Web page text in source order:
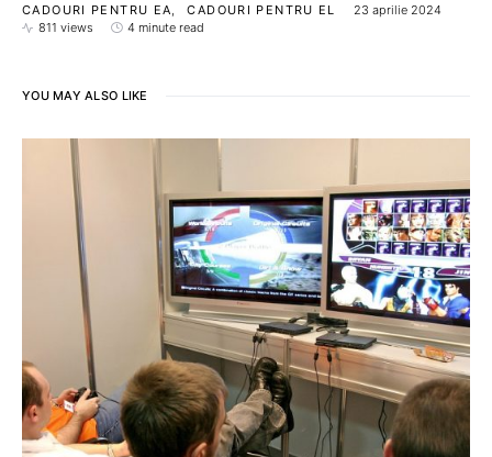
CADOURI PENTRU EA CADOURI PENTRU EL
23 aprilie 2024
811 views
4 minute read
YOU MAY ALSO LIKE